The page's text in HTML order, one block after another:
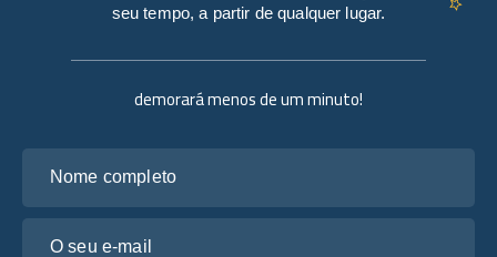
demorará menos de um minuto!
seu tempo, a partir de qualquer lugar.